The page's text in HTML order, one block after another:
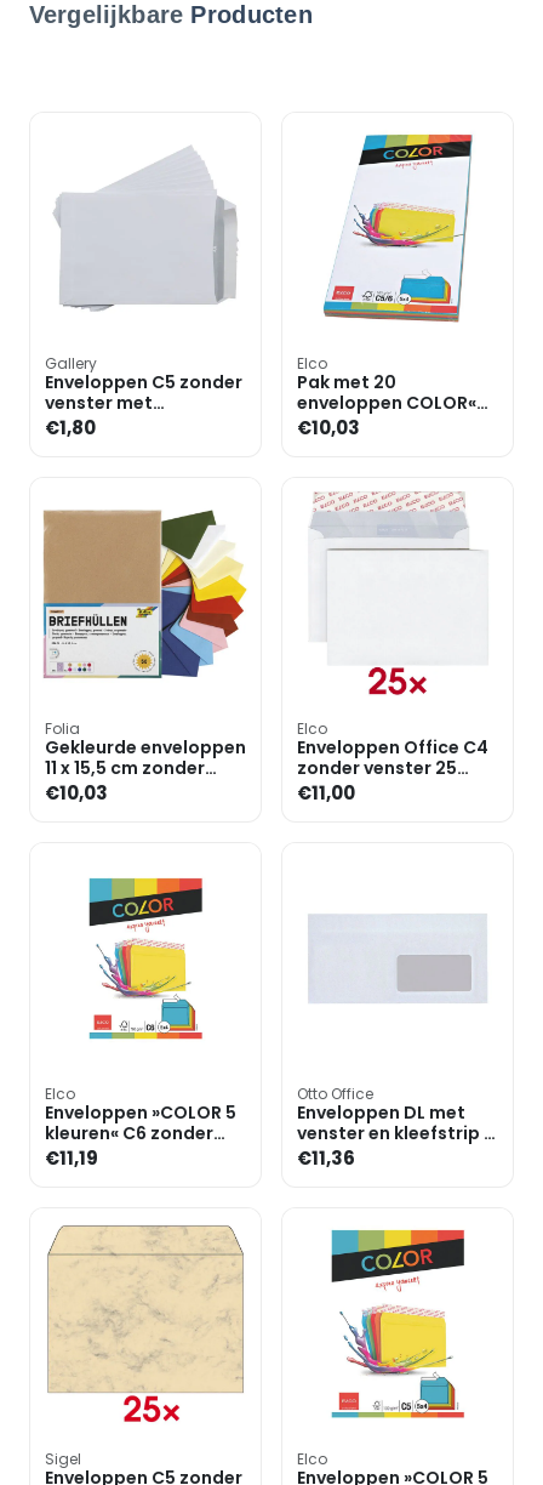
Vergelijkbare Producten
Gallery
Enveloppen C5 zonder
venster met
zelfklevende flap met
beschermstrip
€1,80
Elco
Pak met 20
enveloppen COLOR«
DL+ zonder venster
met zelfklevende flap
€10,03
Folia
Gekleurde enveloppen
11 x 15,5 cm zonder
venster gegomd - 50
stuks
€10,03
Elco
Enveloppen Office C4
zonder venster 25
stuks
€11,00
Elco
Enveloppen »COLOR 5
kleuren« C6 zonder
venster met
zelfklevende flap met
€11,19
Otto Office
Enveloppen DL met
venster en kleefstrip -
100 stuks
€11,36
Sigel
Enveloppen C5 zonder
Elco
Enveloppen »COLOR 5